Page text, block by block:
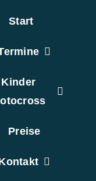
Start
Kinder
Preise